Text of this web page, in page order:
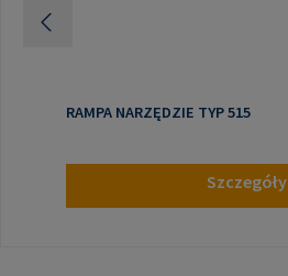
RAMPA NARZĘDZIE TYP 515
Szczegóły